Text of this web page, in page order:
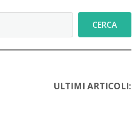
CERCA
ULTIMI ARTICOLI: